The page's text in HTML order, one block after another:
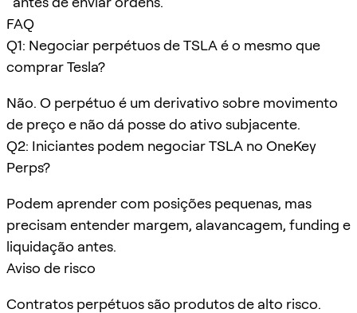
FAQ
Q1: Negociar perpétuos de TSLA é o mesmo que
comprar Tesla?
Não. O perpétuo é um derivativo sobre movimento
de preço e não dá posse do ativo subjacente.
Q2: Iniciantes podem negociar TSLA no OneKey
Perps?
Podem aprender com posições pequenas, mas
precisam entender margem, alavancagem, funding e
liquidação antes.
Aviso de risco
Contratos perpétuos são produtos de alto risco.